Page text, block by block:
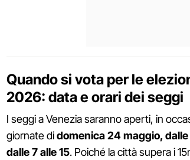
Quando si vota per le
2026: data e orari dei seggi
I seggi a Venezia saranno aperti, in
giornate didomenica 24 maggio,
dalle 7 alle 15. Poiché la città supera i